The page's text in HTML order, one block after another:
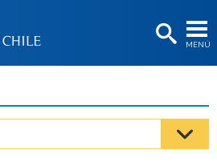
MENÚ
BIBLIOTECAS
Estudiantes